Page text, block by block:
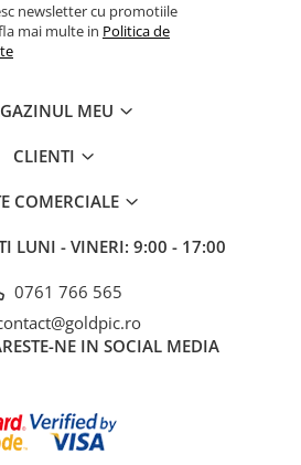
newsletter cu promotiile
mai multe in Politica de
MEU
CLIENTI
COMERCIALE
LUNI - VINERI: 9:00 - 17:00
0761 766 565
NE IN SOCIAL MEDIA